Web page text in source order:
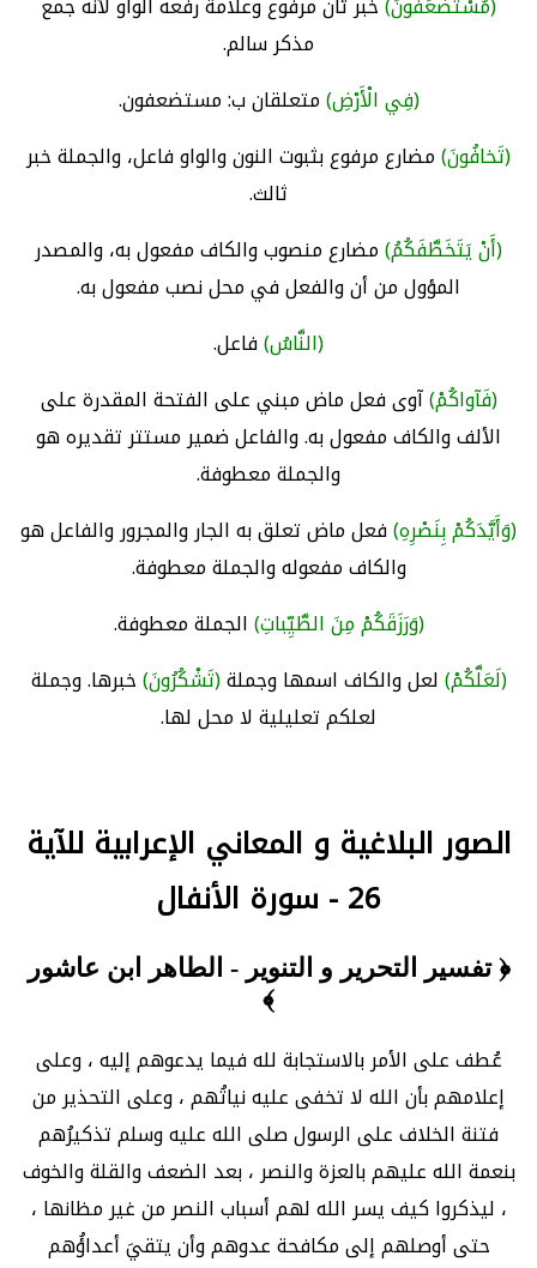
مذكر سالم.
(فِي الْأَرْضِ)متعلقان ب: مستضعفون.
(تَخافُونَ)مضارع مرفوع بثبوت النون والواو فاعل، والجملة خبر
ثالث.
(أَنْ يَتَخَطَّفَكُمُ)مضارع منصوب والكاف مفعول به، والمصدر
المؤول من أن والفعل في محل نصب مفعول به.
(النَّاسُ)فاعل.
(فَآواكُمْ)آوى فعل ماض مبني على الفتحة المقدرة على
الألف والكاف مفعول به. والفاعل ضمير مستتر تقديره هو
والجملة معطوفة.
(وَأَيَّدَكُمْ بِنَصْرِهِ)فعل ماض تعلق به الجار والمجرور والفاعل هو
والكاف مفعوله والجملة معطوفة.
(وَرَزَقَكُمْ مِنَ الطَّيِّباتِ)الجملة معطوفة.
(لَعَلَّكُمْ)لعل والكاف اسمها وجملة(تَشْكُرُونَ)خبرها. وجملة
لعلكم تعليلية لا محل لها.
الصور البلاغية و المعاني الإعرابية للآية
26 - سورة الأنفال
﴿ تفسير التحرير و التنوير - الطاهر ابن عاشور
﴾
عُطف على الأمر بالاستجابة لله فيما يدعوهم إليه ، وعلى
إعلامهم بأن الله لا تخفى عليه نياتُهم ، وعلى التحذير من
فتنة الخلاف على الرسول صلى الله عليه وسلم تذكيرُهم
بنعمة الله عليهم بالعزة والنصر ، بعد الضعف والقلة والخوف
، ليذكروا كيف يسر الله لهم أسباب النصر من غير مظانها ،
حتى أوصلهم إلى مكافحة عدوهم وأن يتقيَ أعداؤُهم